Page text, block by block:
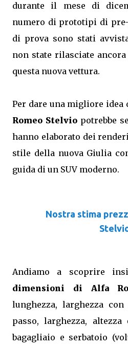
durante il mese di
numero di prototipi di
di prova sono stati
non state rilasciate
questa nuova vettura.
Per dare una migliore idea
Romeo Stelvio potrebbe
hanno elaborato dei
stile della nuova Giulia
guida di un SUV moderno.
Nostra stima
Andiamo a scoprire
dimensioni di Alfa
lunghezza, larghezza
passo, larghezza,
bagagliaio e serbatoio